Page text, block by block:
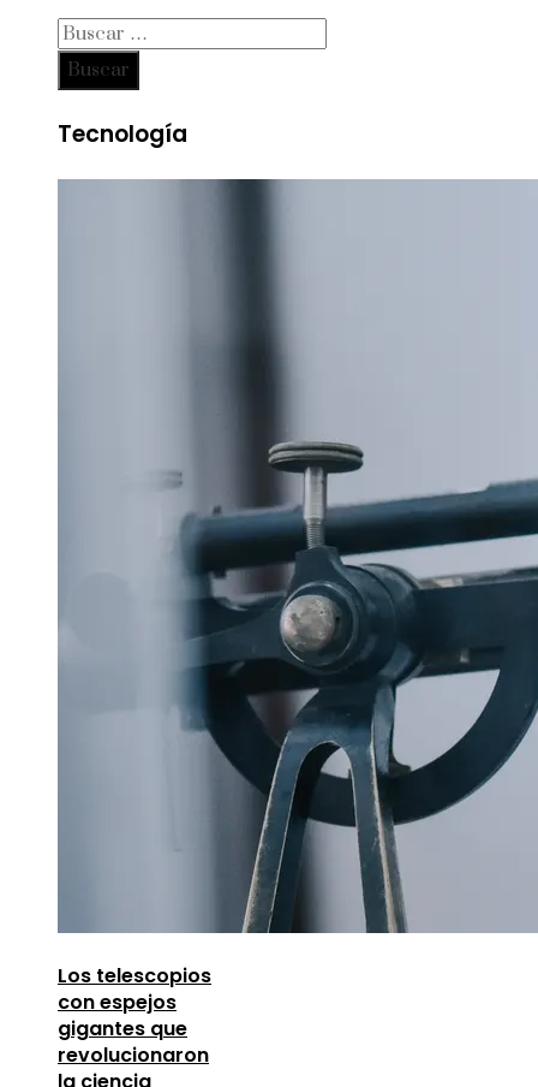
Buscar:
Tecnología
Los telescopios
con espejos
gigantes que
revolucionaron